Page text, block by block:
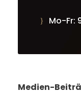
Mo-Fr:
Medien-